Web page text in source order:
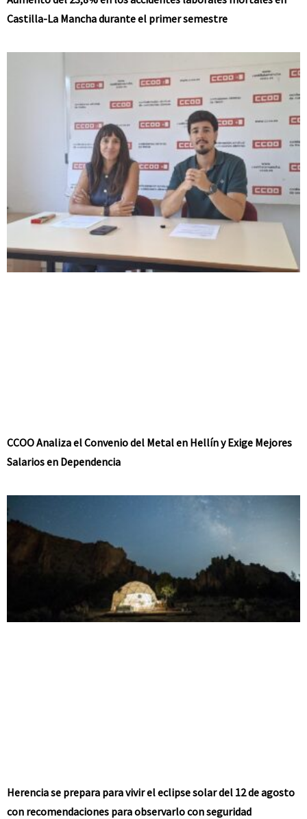
Castilla-La Mancha durante el primer semestre
CCOO Analiza el Convenio del Metal en Hellín y Exige Mejores
Salarios en Dependencia
Herencia se prepara para vivir el eclipse solar del 12 de agosto
con recomendaciones para observarlo con seguridad